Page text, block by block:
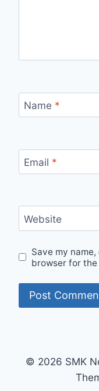
Name *
Email *
Website
Save my
browser for
© 2026 SMK